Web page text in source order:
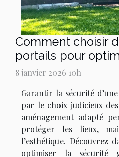
Comment choisir
portails pour
8 janvier 2026 10h
Garantir la sécurité
par le choix judicieux
aménagement adapté
protéger les lieux,
l’esthétique. Découvrez
optimiser la sécurité